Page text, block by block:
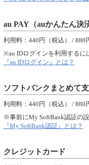
au PAY（auかんたん決
利用料：440円（税込） / 880
※au IDログインを利用するに
『au IDログイン』とは？
ソフトバンクまとめて
利用料：440円（税込） / 880
※事前にMy SoftBank認証の
『My SoftBank認証』とは？
クレジットカード